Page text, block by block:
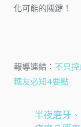
化可能的關鍵！
報導連結： 不只
糖友必知4要點
半夜磨牙